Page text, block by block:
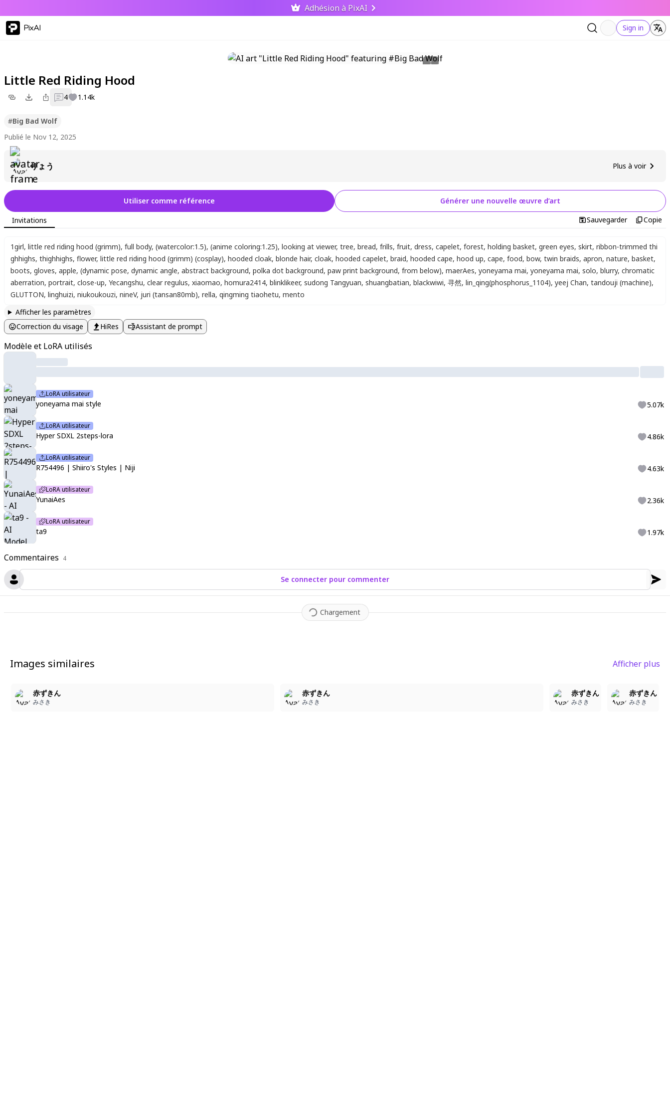
Adhésion à PixAI
PixAI Sign in
Little Red Riding Hood
4 1.14k
#Big Bad Wolf
Publié le Nov 12, 2025
りょう Plus à voir
Commentaires 4
Se connecter pour commenter
Chargement
Utiliser comme référence Générer une nouvelle œuvre d’art
Invitations Sauvegarder Copie
1girl, little red riding hood (grimm), full body, (watercolor:1.5), (anime coloring:1.25), looking at viewer, tree, bread, frills, fruit, dress, capelet, forest, holding basket, green eyes, skirt, ribbon-trimmed thi
ghhighs, thighhighs, flower, little red riding hood (grimm) (cosplay), hooded cloak, blonde hair, cloak, hooded capelet, braid, hooded cape, hood up, cape, food, bow, twin braids, apron, nature, basket,
boots, gloves, apple, (dynamic pose, dynamic angle, abstract background, polka dot background, paw print background, from below), maerAes, yoneyama mai, yoneyama mai, solo, blurry, chromatic
aberration, portrait, close-up, Yecangshu, clear regulus, xiaomao, homura2414, blinklikeer, sudong Tangyuan, shuangbatian, blackwiwi, 寻然, lin_qing(phosphorus_1104), yeej Chan, tandouji (machine),
GLUTTON, linghuizi, niukoukouzi, nineV, juri (tansan80mb), rella, qingming tiaohetu, mento
Afficher les paramètres
Correction du visage
HiRes Assistant de prompt
Modèle et LoRA utilisés
LoRA utilisateur
yoneyama mai style 5.07k
LoRA utilisateur
Hyper SDXL 2steps-lora 4.86k
LoRA utilisateur
R754496 | Shiiro's Styles | Niji 4.63k
LoRA utilisateur
YunaiAes 2.36k
LoRA utilisateur
ta9 1.97k
Images similaires Afficher plus
赤ずきん
みさき
赤ずきん
みさき
赤ずきん
みさき
赤ずきん
みさき